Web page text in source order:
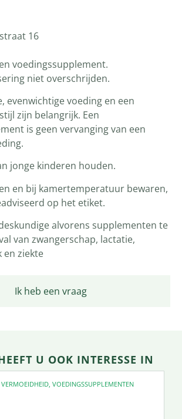
Ik heb een vraag
16
voedingssupplement.
niet overschrijden.
evenwichtige voeding en een
zijn belangrijk. Een
is geen vervanging van een
jonge kinderen houden.
en bij kamertemperatuur bewaren,
op het etiket.
alvorens supplementen te
van zwangerschap, lactatie,
en ziekte
U OOK INTERESSE IN
VERMOEIDHEID VOEDINGSSUPPLEMENTEN